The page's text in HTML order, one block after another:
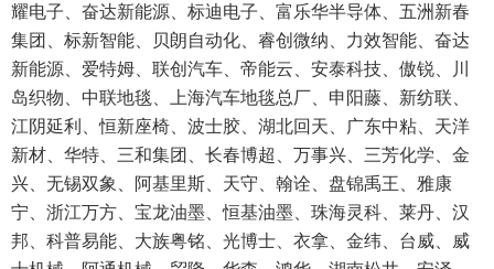
耀电子、奋达新能源、标迪电子、富乐华半导体、五洲新春
集团、标新智能、贝朗自动化、睿创微纳、力效智能、奋达
新能源、爱特姆、联创汽车、帝能云、安泰科技、傲锐、川
岛织物、中联地毯、上海汽车地毯总厂、申阳藤、新纺联、
江阴延利、恒新座椅、波士胶、湖北回天、广东中粘、天洋
新材、华特、三和集团、长春博超、万事兴、三芳化学、金
兴、无锡双象、阿基里斯、天守、翰诠、盘锦禹王、雅康
宁、浙江万方、宝龙油墨、恒基油墨、珠海灵科、莱丹、汉
邦、科普易能、大族粤铭、光博士、衣拿、金纬、台威、威